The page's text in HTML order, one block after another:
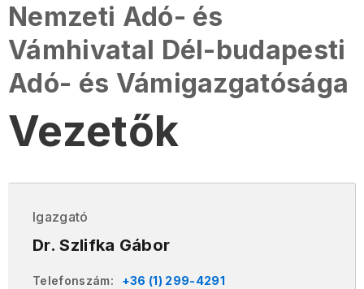
Nemzeti Adó- és
Vámhivatal Dél-budapesti
Adó- és Vámigazgatósága
Vezetők
Igazgató
Dr. Szlifka Gábor
Telefonszám:
+36 (1) 299-4291